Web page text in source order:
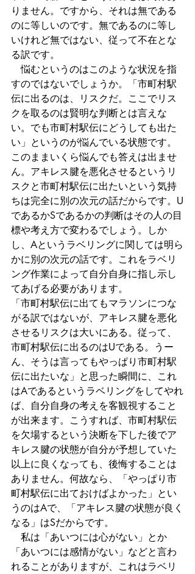
りません。ですから、それは無である
のに等しいのです。無であるのに等し
いけれど無ではない、従って不在とな
る訳です。
悩むというのはこのような状況を指
すのではないでしょうか。「市町村駅
伝に出るのは、リスクだ。ここでリス
クを取るのは賢明な判断とは言えな
い。でも市町村駅伝にどうしても出た
い」というのが悩んでいる状態です。
このままいくら悩んでも答えは出ませ
ん。アキレス腱を悪化させるというリ
スクと市町村駅伝に出たいという気持
ちは完全に別の次元の話だからです。U
であるかSであるかの判断はその人の目
標や考え方で変わるでしょう。しか
し、Aというラベリングに関しては明ら
かに別の次元の話です。これをラベリ
ング作業によって自分自身に指し示し
てあげる必要があります。
「市町村駅伝に出てもマラソンにつな
がる訳ではないが、アキレス腱を悪化
させるリスクは大いにある。従って、
市町村駅伝に出るのはUである。うー
ん、そうは言ってもやっぱり市町村駅
伝に出たいな」と思った瞬間に、これ
はAであるというラベリングをしてやれ
ば、自分自身の考えを客観視すること
が出来ます。こうすれば、市町村駅伝
を欠場するという決断を下した後でア
キレス腱の状態が自分が予想していた
以上に良くなっても、後悔することは
ありません。何故なら、「やっぱり市
町村駅伝に出ておけばよかった」とい
うのはAで、「アキレス腱の状態が良く
なる」はSだからです。
私は「あいつには心がない」とか
「あいつには感情がない」などと言わ
れることがありますが、これはラベリ